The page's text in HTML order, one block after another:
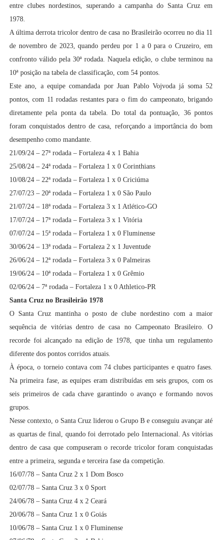
entre clubes nordestinos, superando a campanha do Santa Cruz em
1978.
A última derrota tricolor dentro de casa no Brasileirão ocorreu no dia 11
de novembro de 2023, quando perdeu por 1 a 0 para o Cruzeiro, em
confronto válido pela 30ª rodada. Naquela edição, o clube terminou na
10ª posição na tabela de classificação, com 54 pontos.
Este ano, a equipe comandada por Juan Pablo Vojvoda já soma 52
pontos, com 11 rodadas restantes para o fim do campeonato, brigando
diretamente pela ponta da tabela. Do total da pontuação, 36 pontos
foram conquistados dentro de casa, reforçando a importância do bom
desempenho como mandante.
21/09/24 – 27ª rodada – Fortaleza 4 x 1 Bahia
25/08/24 – 24ª rodada – Fortaleza 1 x 0 Corinthians
10/08/24 – 22ª rodada – Fortaleza 1 x 0 Criciúma
27/07/23 – 20ª rodada – Fortaleza 1 x 0 São Paulo
21/07/24 – 18ª rodada – Fortaleza 3 x 1 Atlético-GO
17/07/24 – 17ª rodada – Fortaleza 3 x 1 Vitória
07/07/24 – 15ª rodada – Fortaleza 1 x 0 Fluminense
30/06/24 – 13ª rodada – Fortaleza 2 x 1 Juventude
26/06/24 – 12ª rodada – Fortaleza 3 x 0 Palmeiras
19/06/24 – 10ª rodada – Fortaleza 1 x 0 Grêmio
02/06/24 – 7ª rodada – Fortaleza 1 x 0 Athletico-PR
Santa Cruz no Brasileirão 1978
O Santa Cruz mantinha o posto de clube nordestino com a maior
sequência de vitórias dentro de casa no Campeonato Brasileiro. O
recorde foi alcançado na edição de 1978, que tinha um regulamento
diferente dos pontos corridos atuais.
À época, o torneio contava com 74 clubes participantes e quatro fases.
Na primeira fase, as equipes eram distribuídas em seis grupos, com os
seis primeiros de cada chave garantindo o avanço e formando novos
grupos.
Nesse contexto, o Santa Cruz liderou o Grupo B e conseguiu avançar até
as quartas de final, quando foi derrotado pelo Internacional. As vitórias
dentro de casa que compuseram o recorde tricolor foram conquistadas
entre a primeira, segunda e terceira fase da competição.
16/07/78 – Santa Cruz 2 x 1 Dom Bosco
02/07/78 – Santa Cruz 3 x 0 Sport
24/06/78 – Santa Cruz 4 x 2 Ceará
20/06/78 – Santa Cruz 1 x 0 Goiás
10/06/78 – Santa Cruz 1 x 0 Fluminense